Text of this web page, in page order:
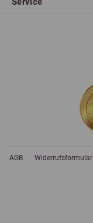
AGB Widerrufsformular